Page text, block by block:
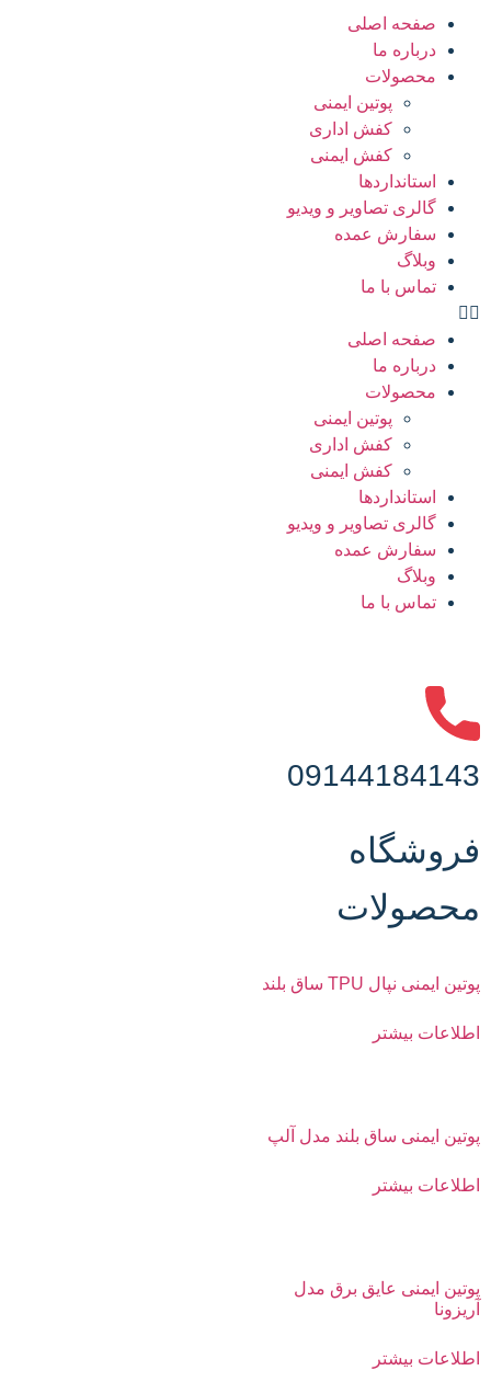
صفحه اصلی
درباره ما
محصولات
پوتین ایمنی
کفش اداری
کفش ایمنی
استانداردها
گالری تصاویر و ویدیو
سفارش عمده
وبلاگ
تماس با ما
صفحه اصلی
درباره ما
محصولات
پوتین ایمنی
کفش اداری
کفش ایمنی
استانداردها
گالری تصاویر و ویدیو
سفارش عمده
وبلاگ
تماس با ما
09144184143
فروشگاه
محصولات
پوتين ایمنی نپال TPU ساق بلند
اطلاعات بیشتر
پوتین ایمنی ساق بلند مدل آلپ
اطلاعات بیشتر
پوتین ایمنی عایق برق مدل
آریزونا
اطلاعات بیشتر